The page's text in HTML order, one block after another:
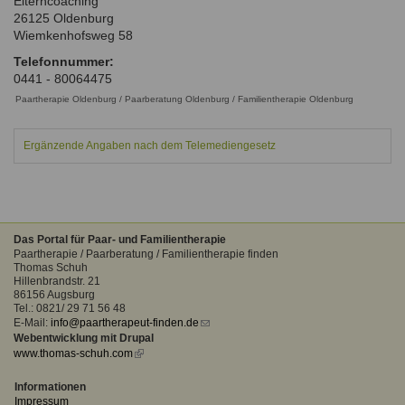
Qualitätssicherung
Qualität unserer Therapeuten
Familienthemen
Systemischer Ansatz
Veranstaltungen
Ausbildungsinstitute
Fortbildungen
Information über Qualifikation
Liste der Fachverbände
Benutzername*
vergessen?
Anmelden
Sitemap
Formular zur Registrierung
26125 Oldenburg
Wiemkenhofsweg 58
Telefonnummer:
0441 - 80064475
Paartherapie Oldenburg / Paarberatung Oldenburg / Familientherapie Oldenburg
Ergänzende Angaben nach dem Telemediengesetz
Das Portal für Paar- und Familientherapie
Paartherapie / Paarberatung / Familientherapie finden
Thomas Schuh
Hillenbrandstr. 21
86156 Augsburg
Tel.: 0821/ 29 71 56 48
E-Mail: info@paartherapeut-finden.de (link
Webentwicklung mit Drupal
www.thomas-schuh.com(link
Informationen
Impressum